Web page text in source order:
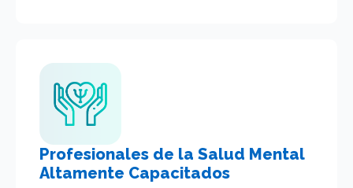
Profesionales de la Salud Mental
Altamente Capacitados